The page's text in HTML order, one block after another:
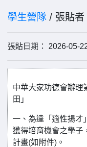
學生營隊 / 張貼者
張貼日期： 2026-05-
中華大家功德會辦理
田」
一、為達「適性揚才
獲得培育機會之學子
計畫(如附件)。